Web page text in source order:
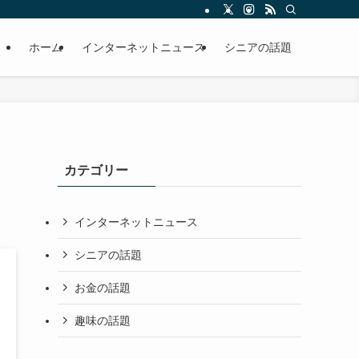
ホーム インターネットニュース シニアの話題
カテゴリー
インターネットニュース
シニアの話題
お金の話題
趣味の話題